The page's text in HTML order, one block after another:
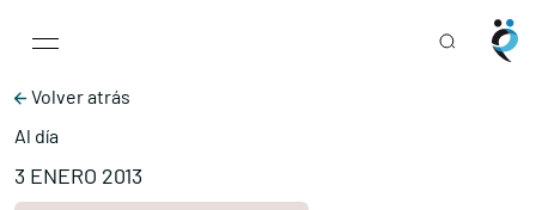
Main Navigation
Volver atrás
Al día
3 ENERO 2013